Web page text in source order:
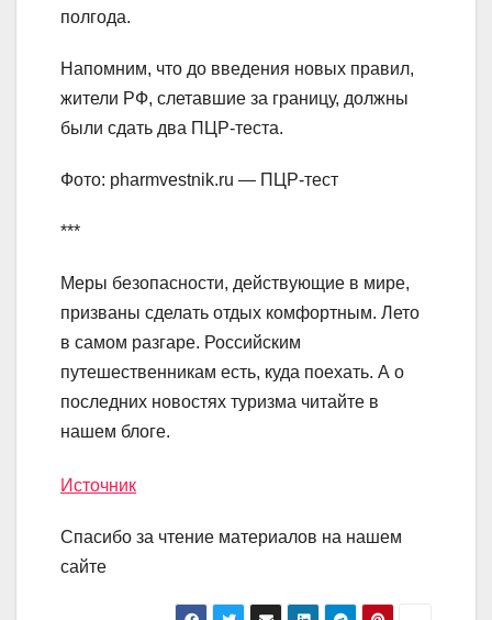
полгода.
Напомним, что до введения новых правил,
жители РФ, слетавшие за границу, должны
были сдать два ПЦР-теста.
Фото: pharmvestnik.ru — ПЦР-тест
***
Меры безопасности, действующие в мире,
призваны сделать отдых комфортным. Лето
в самом разгаре. Российским
путешественникам есть, куда поехать. А о
последних новостях туризма читайте в
нашем блоге.
Источник
Спасибо за чтение материалов на нашем
сайте